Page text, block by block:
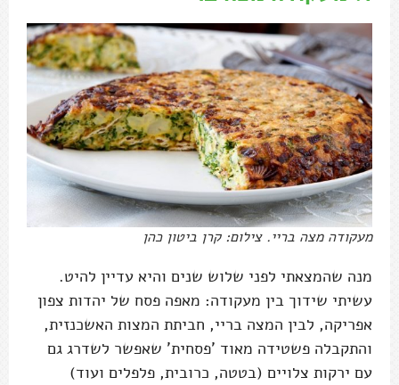
מעקודה מצה בריי. צילום: קרן ביטון כהן
מנה שהמצאתי לפני שלוש שנים והיא עדיין להיט.
עשיתי שידוך בין מעקודה: מאפה פסח של יהדות צפון
אפריקה, לבין המצה בריי, חביתת המצות האשכנזית,
והתקבלה פשטידה מאוד 'פסחית' שאפשר לשדרג גם
עם ירקות צלויים (בטטה, כרובית, פלפלים ועוד)